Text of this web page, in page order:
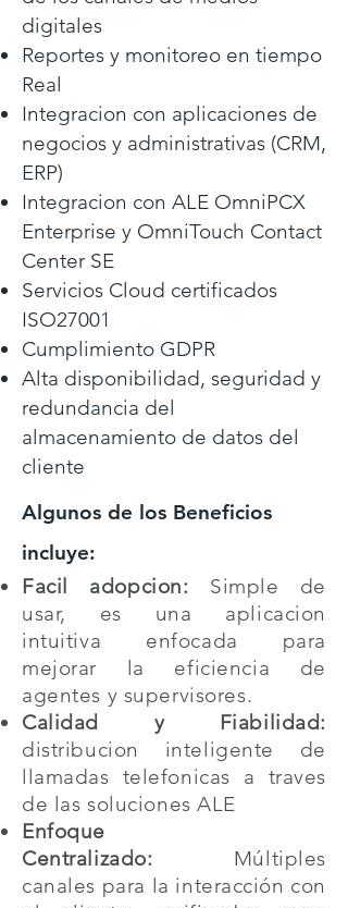
digitales
Reportes y monitoreo en tiempo
Real
Integracion con aplicaciones de
negocios y administrativas (CRM,
ERP)
Integracion con ALE OmniPCX
Enterprise y OmniTouch Contact
Center SE
Servicios Cloud certificados
ISO27001
Cumplimiento GDPR
Alta disponibilidad, seguridad y
redundancia del
almacenamiento de datos del
cliente
Algunos de los Beneficios
incluye:
Facil adopcion: Simple de
usar, es una aplicacion
intuitiva enfocada para
mejorar la eficiencia de
agentes y supervisores.
Calidad y Fiabilidad:
distribucion inteligente de
llamadas telefonicas a traves
de las soluciones ALE
Enfoque
Centralizado: Múltiples
canales para la interacción con